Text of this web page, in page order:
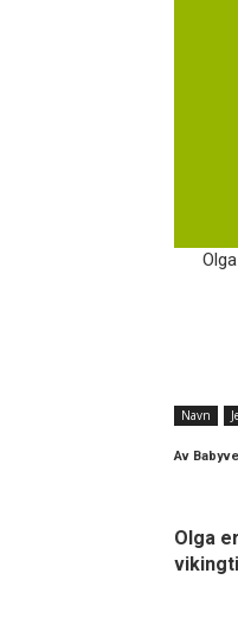
Navn
Av
Olga